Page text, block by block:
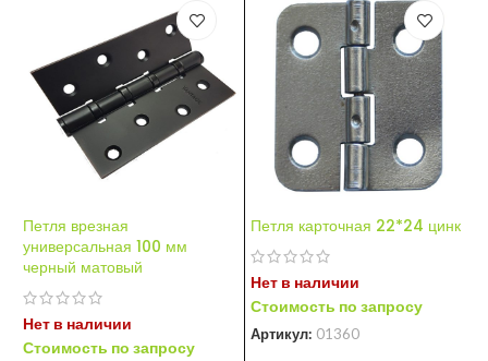
Петля врезная
универсальная 100 мм
черный матовый
Нет в наличии
Стоимость по запросу
Петля карточная 22*24 цинк
Нет в наличии
Стоимость по запросу
Артикул: 01360